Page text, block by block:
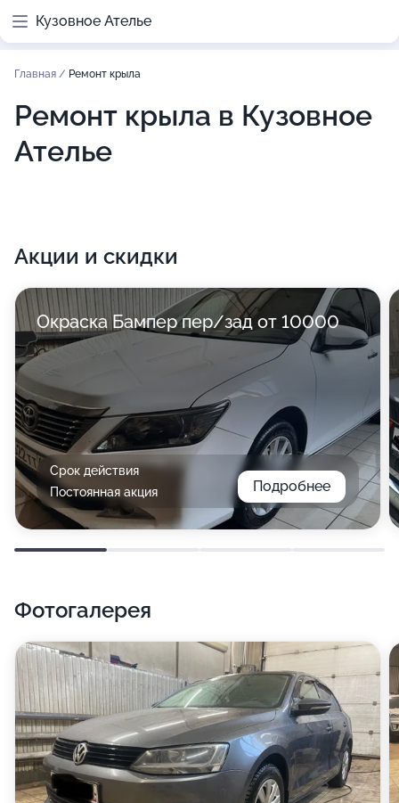
Кузовное Ателье
Главная / Ремонт крыла
Ремонт крыла в Кузовное
Ателье
Акции и скидки
Окраска Бампер пер/зад от 10000
Срок действия
Постоянная акция
Подробнее
Фотогалерея